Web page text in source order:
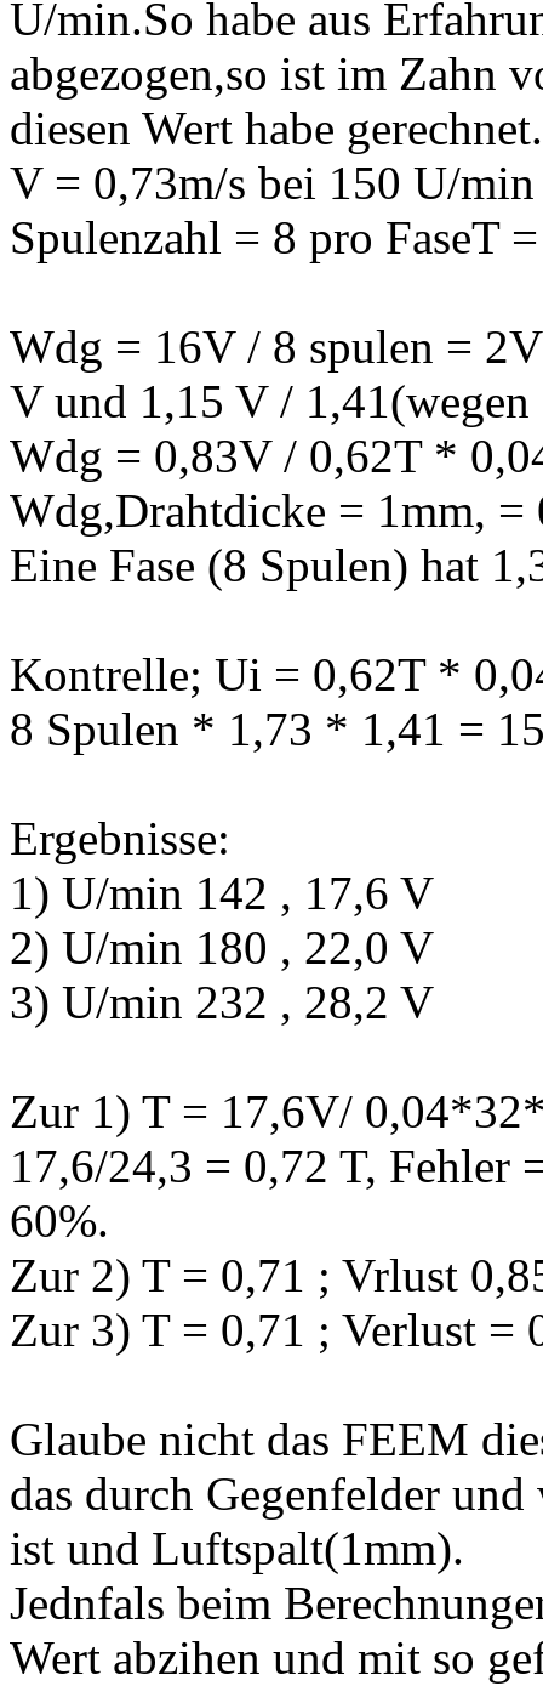
U/min.So habe aus
abgezogen,so ist im Zahn
diesen Wert habe gerechnet.
V = 0,73m/s bei 150 U/min
Spulenzahl = 8 pro FaseT
Wdg = 16V / 8 spulen =
V und 1,15 V /
Wdg = 0,83V / 0,62T *
Wdg,Drahtdicke = 1mm, =
Eine Fase (8 Spulen) hat
Kontrelle; Ui = 0,62T *
8 Spulen * 1,73 * 1,41 =
Ergebnisse:
1) U/min 142 , 17,6 V
2) U/min 180 , 22,0 V
3) U/min 232 , 28,2 V
Zur 1) T = 17,6V/
17,6/24,3 = 0,72 T, Fehler
60%.
Zur 2) T = 0,71 ; Vrlust
Zur 3) T = 0,71 ; Verlust =
Glaube nicht das FEEM
das durch Gegenfelder
ist und Luftspalt(1mm).
Jednfals beim
Wert abzihen und mit so